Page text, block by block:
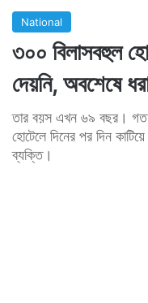
National
৩০০ বিলাসবহুল
দেয়নি, অবশেষে
তার বয়স এখন ৬৯ বছর। গত
হোটেলে দিনের পর দিন
ব্যক্তি।